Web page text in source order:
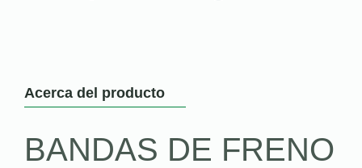
Acerca del producto
BANDAS DE FRENO